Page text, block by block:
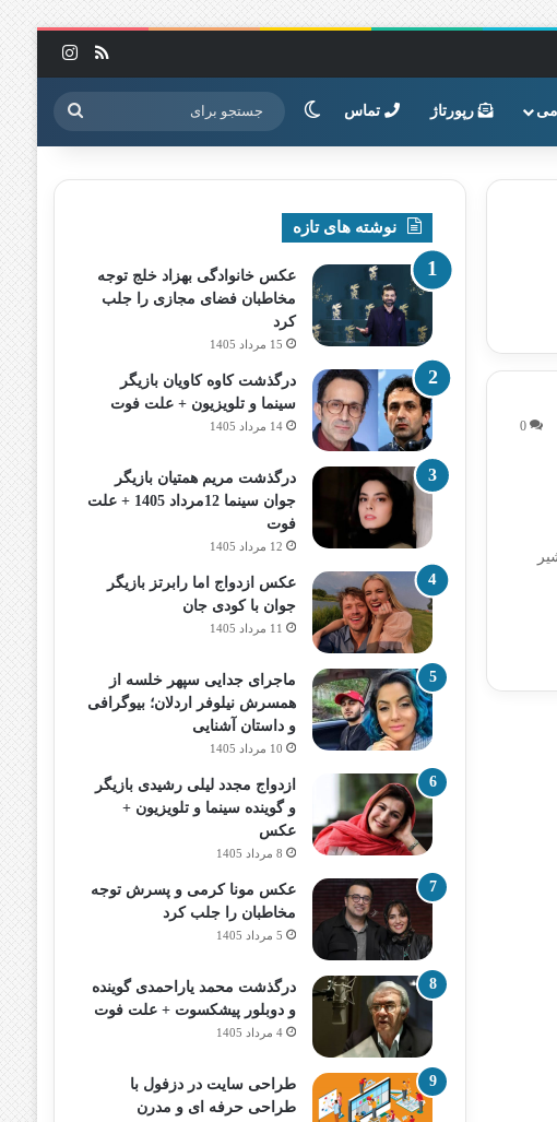
خوراک
رپورتاژ تماس تغییر پوسته جستجو
برای
0
نوشته های تازه
عکس خانوادگی بهزاد خلج توجه
مخاطبان فضای مجازی را جلب
کرد
15 مرداد 1405
درگذشت کاوه کاویان بازیگر
سینما و تلویزیون + علت فوت
14 مرداد 1405
درگذشت مریم همتیان بازیگر
جوان سینما 12مرداد 1405 + علت
فوت
12 مرداد 1405
عکس ازدواج اما رابرتز بازیگر
جوان با کودی جان
11 مرداد 1405
ماجرای جدایی سپهر خلسه از
همسرش نیلوفر اردلان؛ بیوگرافی
و داستان آشنایی
10 مرداد 1405
ازدواج مجدد لیلی رشیدی بازیگر
و گوینده سینما و تلویزیون +
عکس
8 مرداد 1405
عکس مونا کرمی و پسرش توجه
مخاطبان را جلب کرد
5 مرداد 1405
درگذشت محمد یاراحمدی گوینده
و دوبلور پیشکسوت + علت فوت
4 مرداد 1405
طراحی سایت در دزفول با
طراحی حرفه‌ ای و مدرن